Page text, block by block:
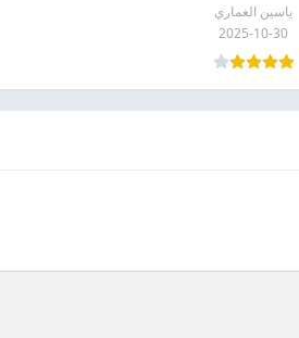
ياسين الغماري
2025-10-30